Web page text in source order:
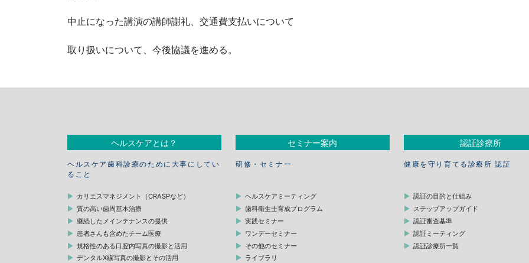
中止になった講演の講師謝礼、交通費支払いについて
取り扱いについて、今後協議を進める。
ヘルスケアとは？
ヘルスケア歯科診療のために大事にしてい
ること
カリエスマネジメント（CRASPなど）
質の高い歯周基本治療
継続したメインテナンスの提供
患者さんも含めたチーム医療
規格性のある口腔内写真の撮影と活用
デンタルX線写真の撮影とその活用
セミナー案内
研修・セミナー
ヘルスケアミーティング
歯科衛生士育成プログラム
実践セミナー
ワンデーセミナー
その他のセミナー
ライブラリ
認証診療所
健康を守り育てる診療所 認証
認証の目的と仕組み
ステップアップガイド
認証審査基準
認証ミーティング
認証診療所一覧